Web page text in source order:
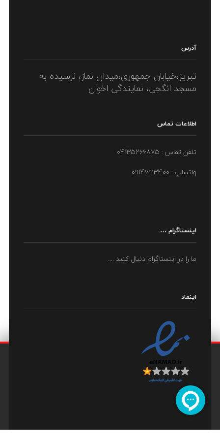
آدرس
تبریز،خیابان جمهوری،میدان نماز، نرسیده به
مسجد انگجی، نمایندگی اخوان
اطلاعات تماس
تلفن تماس : ۰۴۱۳۵۲۶۶۸۷۵
واتساپ : ۰۹۱۴۶۹۱۳۴۰۰
اینستاگرام ….
ما را در اینستاگرام دنبال کنید ....
اینماد